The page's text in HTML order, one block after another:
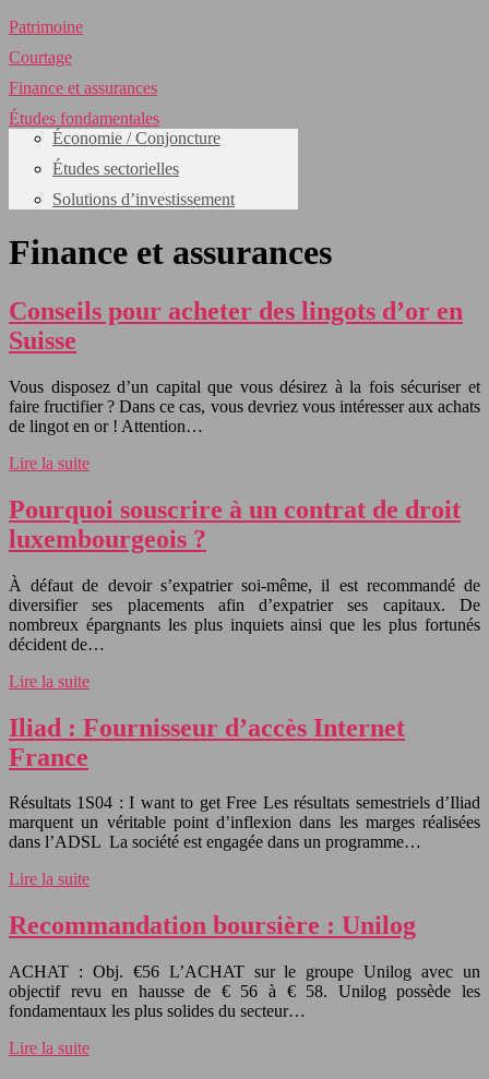
Patrimoine
Courtage
Finance et assurances
Études fondamentales
Économie / Conjoncture
Études sectorielles
Solutions d’investissement
Finance et assurances
Conseils pour acheter des lingots d’or en
Suisse
Vous disposez d’un capital que vous désirez à la fois sécuriser et
faire fructifier ? Dans ce cas, vous devriez vous intéresser aux achats
de lingot en or ! Attention…
Lire la suite
Pourquoi souscrire à un contrat de droit
luxembourgeois ?
À défaut de devoir s’expatrier soi-même, il est recommandé de
diversifier ses placements afin d’expatrier ses capitaux. De
nombreux épargnants les plus inquiets ainsi que les plus fortunés
décident de…
Lire la suite
Iliad : Fournisseur d’accès Internet
France
Résultats 1S04 : I want to get Free Les résultats semestriels d’Iliad
marquent un véritable point d’inflexion dans les marges réalisées
dans l’ADSL La société est engagée dans un programme…
Lire la suite
Recommandation boursière : Unilog
ACHAT : Obj. €56 L’ACHAT sur le groupe Unilog avec un
objectif revu en hausse de € 56 à € 58. Unilog possède les
fondamentaux les plus solides du secteur…
Lire la suite